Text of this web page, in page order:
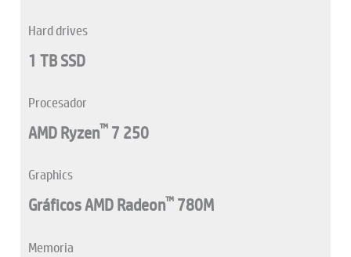
Hard drives
1 TB SSD
Procesador
AMD Ryzen™ 7 250
Graphics
Gráficos AMD Radeon™ 780M
Memoria